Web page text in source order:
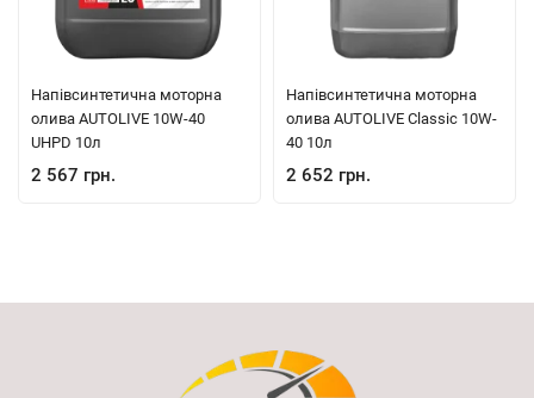
Напівсинтетична моторна
олива AUTOLIVE 10W-40
UHPD 10л
2 567 грн.
Напівсинтетична моторна
олива AUTOLIVE Classic 10W-
40 10л
2 652 грн.